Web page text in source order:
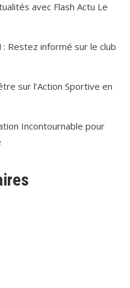
avec Flash Actu Le
Restez informé sur le club
sur l’Action Sportive en
Incontournable pour